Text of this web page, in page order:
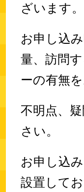
ざいます。
お申し込
量、訪問
ーの有無
不明点、
さい。
お申し込
設置して